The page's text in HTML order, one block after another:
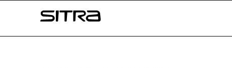
sisältöön
Sitra